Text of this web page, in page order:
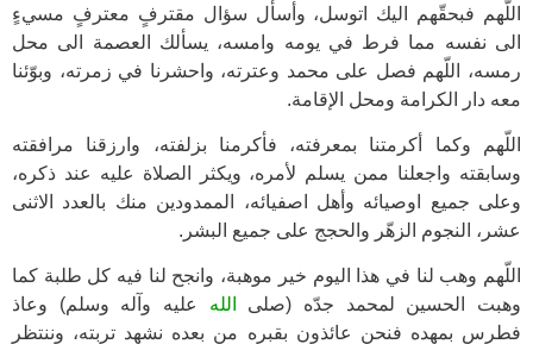
اللّهم فبحقّهم اليك اتوسل، وأسأل سؤال مقترفٍ معترفٍ مسيءٍ
الى نفسه مما فرط في يومه وامسه، يسألك العصمة الى محل
رمسه، اللّهم فصل على محمد وعترته، واحشرنا في زمرته، وبوّئنا
معه دار الكرامة ومحل الإقامة.
اللّهم وكما أكرمتنا بمعرفته، فأكرمنا بزلفته، وارزقنا مرافقته
وسابقته واجعلنا ممن يسلم لأمره، ويكثر الصلاة عليه عند ذكره،
وعلى جميع اوصيائه وأهل اصفيائه، الممدودين منك بالعدد الاثنى
عشر، النجوم الزهّر والحجج على جميع البشر.
اللّهم وهب لنا في هذا اليوم خير موهبة، وانجح لنا فيه كل طلبة كما
وهبت الحسين لمحمد جدّه (صلى
الله عليه وآله وسلم) وعاذ
فطرس بمهده فنحن عائذون بقبره من بعده نشهد تربته، وننتظر